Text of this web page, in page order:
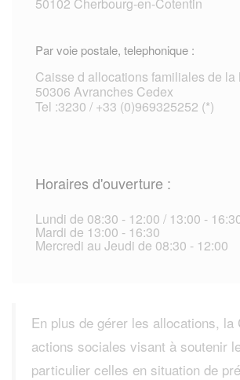
Par voie postale, telephonique :
Caisse d allocations familiales de la
50306 Avranches Cedex
Tel :3230 / +33 (0)969325252 (*)
Horaires d'ouverture :
Lundi de 08:30 - 12:00 / 13:00 -
Mardi de 13:00 - 16:30
Mercredi au Jeudi de 08:30 - 12:00
En plus de gérer les allocations, la
actions sociales visant à soutenir
particulier celles en situation de